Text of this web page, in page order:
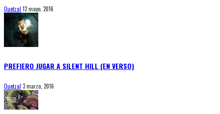
Quetzal 12 mayo, 2016
PREFIERO JUGAR A SILENT HILL (EN VERSO)
Quetzal 3 marzo, 2016